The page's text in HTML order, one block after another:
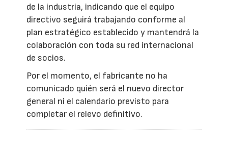
de la industria, indicando que el equipo
directivo seguirá trabajando conforme al
plan estratégico establecido y mantendrá la
colaboración con toda su red internacional
de socios.
Por el momento, el fabricante no ha
comunicado quién será el nuevo director
general ni el calendario previsto para
completar el relevo definitivo.